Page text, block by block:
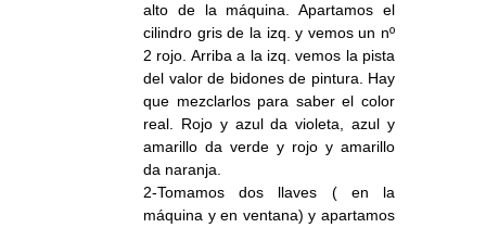
alto de la máquina. Apartamos el
cilindro gris de la izq. y vemos un nº
2 rojo. Arriba a la izq. vemos la pista
del valor de bidones de pintura. Hay
que mezclarlos para saber el color
real. Rojo y azul da violeta, azul y
amarillo da verde y rojo y amarillo
da naranja.
2-Tomamos dos llaves ( en la
máquina y en ventana) y apartamos